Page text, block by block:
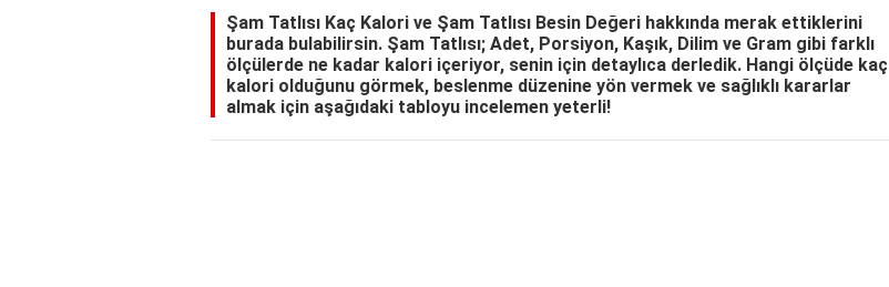
Şam Tatlısı Kaç Kalori ve Şam Tatlısı Besin Değeri hakkında merak ettiklerini
burada bulabilirsin. Şam Tatlısı; Adet, Porsiyon, Kaşık, Dilim ve Gram gibi farklı
ölçülerde ne kadar kalori içeriyor, senin için detaylıca derledik. Hangi ölçüde kaç
kalori olduğunu görmek, beslenme düzenine yön vermek ve sağlıklı kararlar
almak için aşağıdaki tabloyu incelemen yeterli!